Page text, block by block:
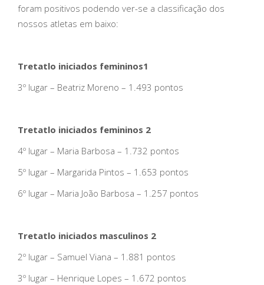
foram positivos podendo ver-se a classificação dos
nossos atletas em baixo:
Tretatlo iniciados femininos1
3º lugar – Beatriz Moreno – 1.493 pontos
Tretatlo iniciados femininos 2
4º lugar – Maria Barbosa – 1.732 pontos
5º lugar – Margarida Pintos – 1.653 pontos
6º lugar – Maria João Barbosa – 1.257 pontos
Tretatlo iniciados masculinos 2
2º lugar – Samuel Viana – 1.881 pontos
3º lugar – Henrique Lopes – 1.672 pontos